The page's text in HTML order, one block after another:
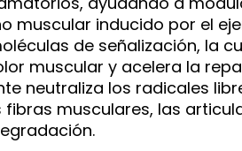
muscular inducido por el
de señalización, la
muscular y acelera la
neutraliza los radicales
musculares, las